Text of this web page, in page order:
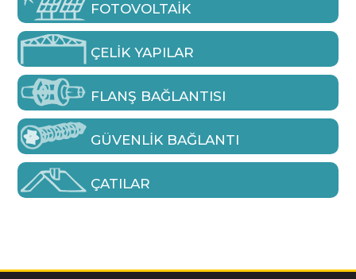
FOTOVOLTAIK
ÇELIK YAPILAR
FLANŞ BAĞLANTISI
GÜVENLIK BAĞLANTI
ÇATILAR